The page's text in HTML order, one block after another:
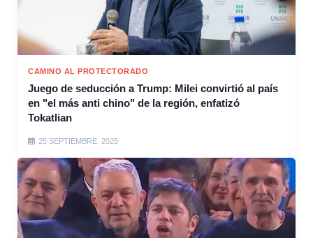
CAMINO AL PROTECTORADO
Juego de seducción a Trump: Milei convirtió al país
en "el más anti chino" de la región, enfatizó
Tokatlian
25 SEPTIEMBRE, 2025